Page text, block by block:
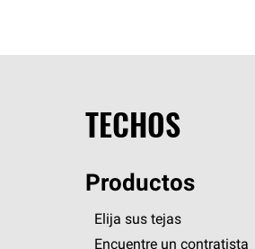
TECHOS
Productos
Elija sus tejas
Encuentre un contratista